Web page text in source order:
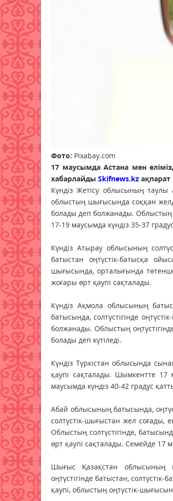
Фото: Pixabay.com
17 маусымда Астана мен
хабарлайды Skifnews.kz
Күндіз Жетісу облысының таулы
облыстың шығысында соққан
болады деп болжанады. Облыстың
17-19 маусымда күндіз 35-37
Күндіз Атырау облысының
батыстан оңтүстік-батысқа
шығысында, орталығында
жоғары өрт қаупі сақталады.
Күндіз Ақмола облысының
батысында, солтүстігінде
болжанады. Облыстың
болады деп күтіледі.
Күндіз Түркістан облысында
қаупі сақталады. Шымкентте 17
маусымда күндіз 40-42 градус
Абай облысының батысында,
солтүстік-шығыстан жел соғады,
Облыстың солтүстігінде,
өрт қаупі сақталады. Семейде 17
Шығыс Қазақстан облысының
оңтүстігінде батыстан,
қаупі, облыстың оңтүстік-